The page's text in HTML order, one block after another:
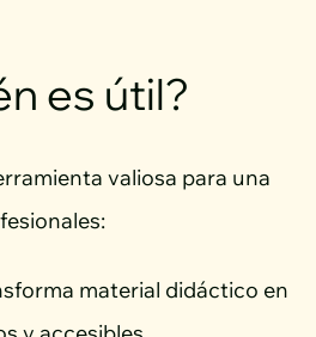
es útil?
valiosa para una
material didáctico en